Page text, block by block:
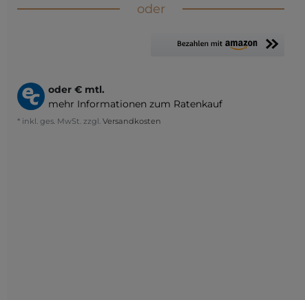
oder
oder € mtl.
mehr Informationen zum Ratenkauf
* inkl. ges. MwSt. zzgl. Versandkosten